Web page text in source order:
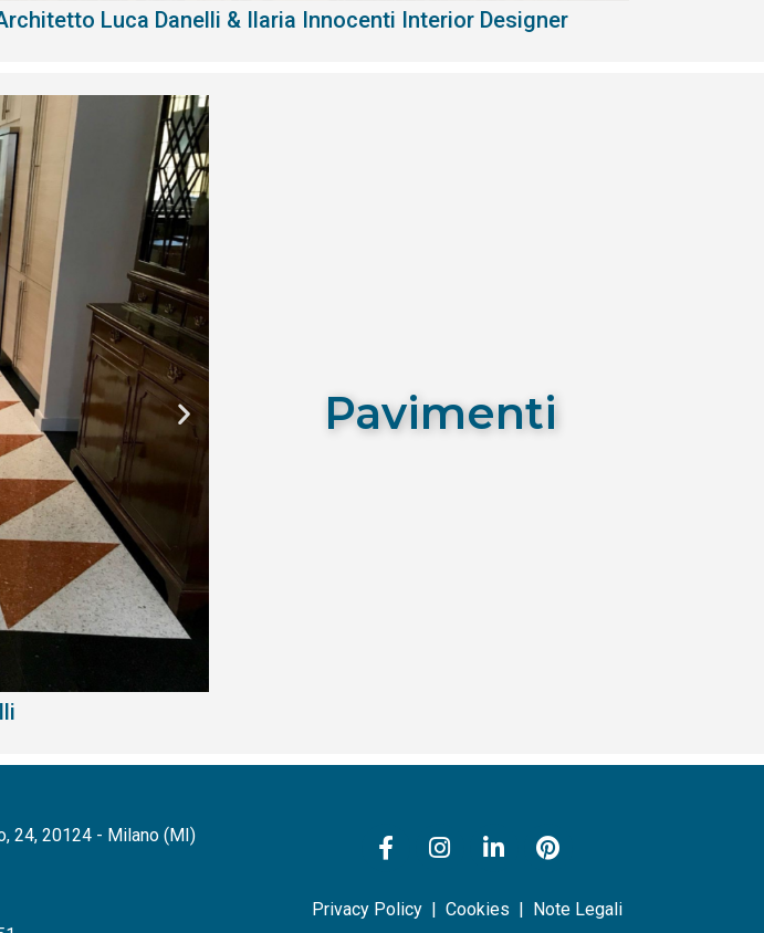
Luca Danelli & Ilaria Innocenti Interior Designer
Pavimenti
24, 20124 - Milano (MI)
Privacy Policy| Cookies | Note Legali